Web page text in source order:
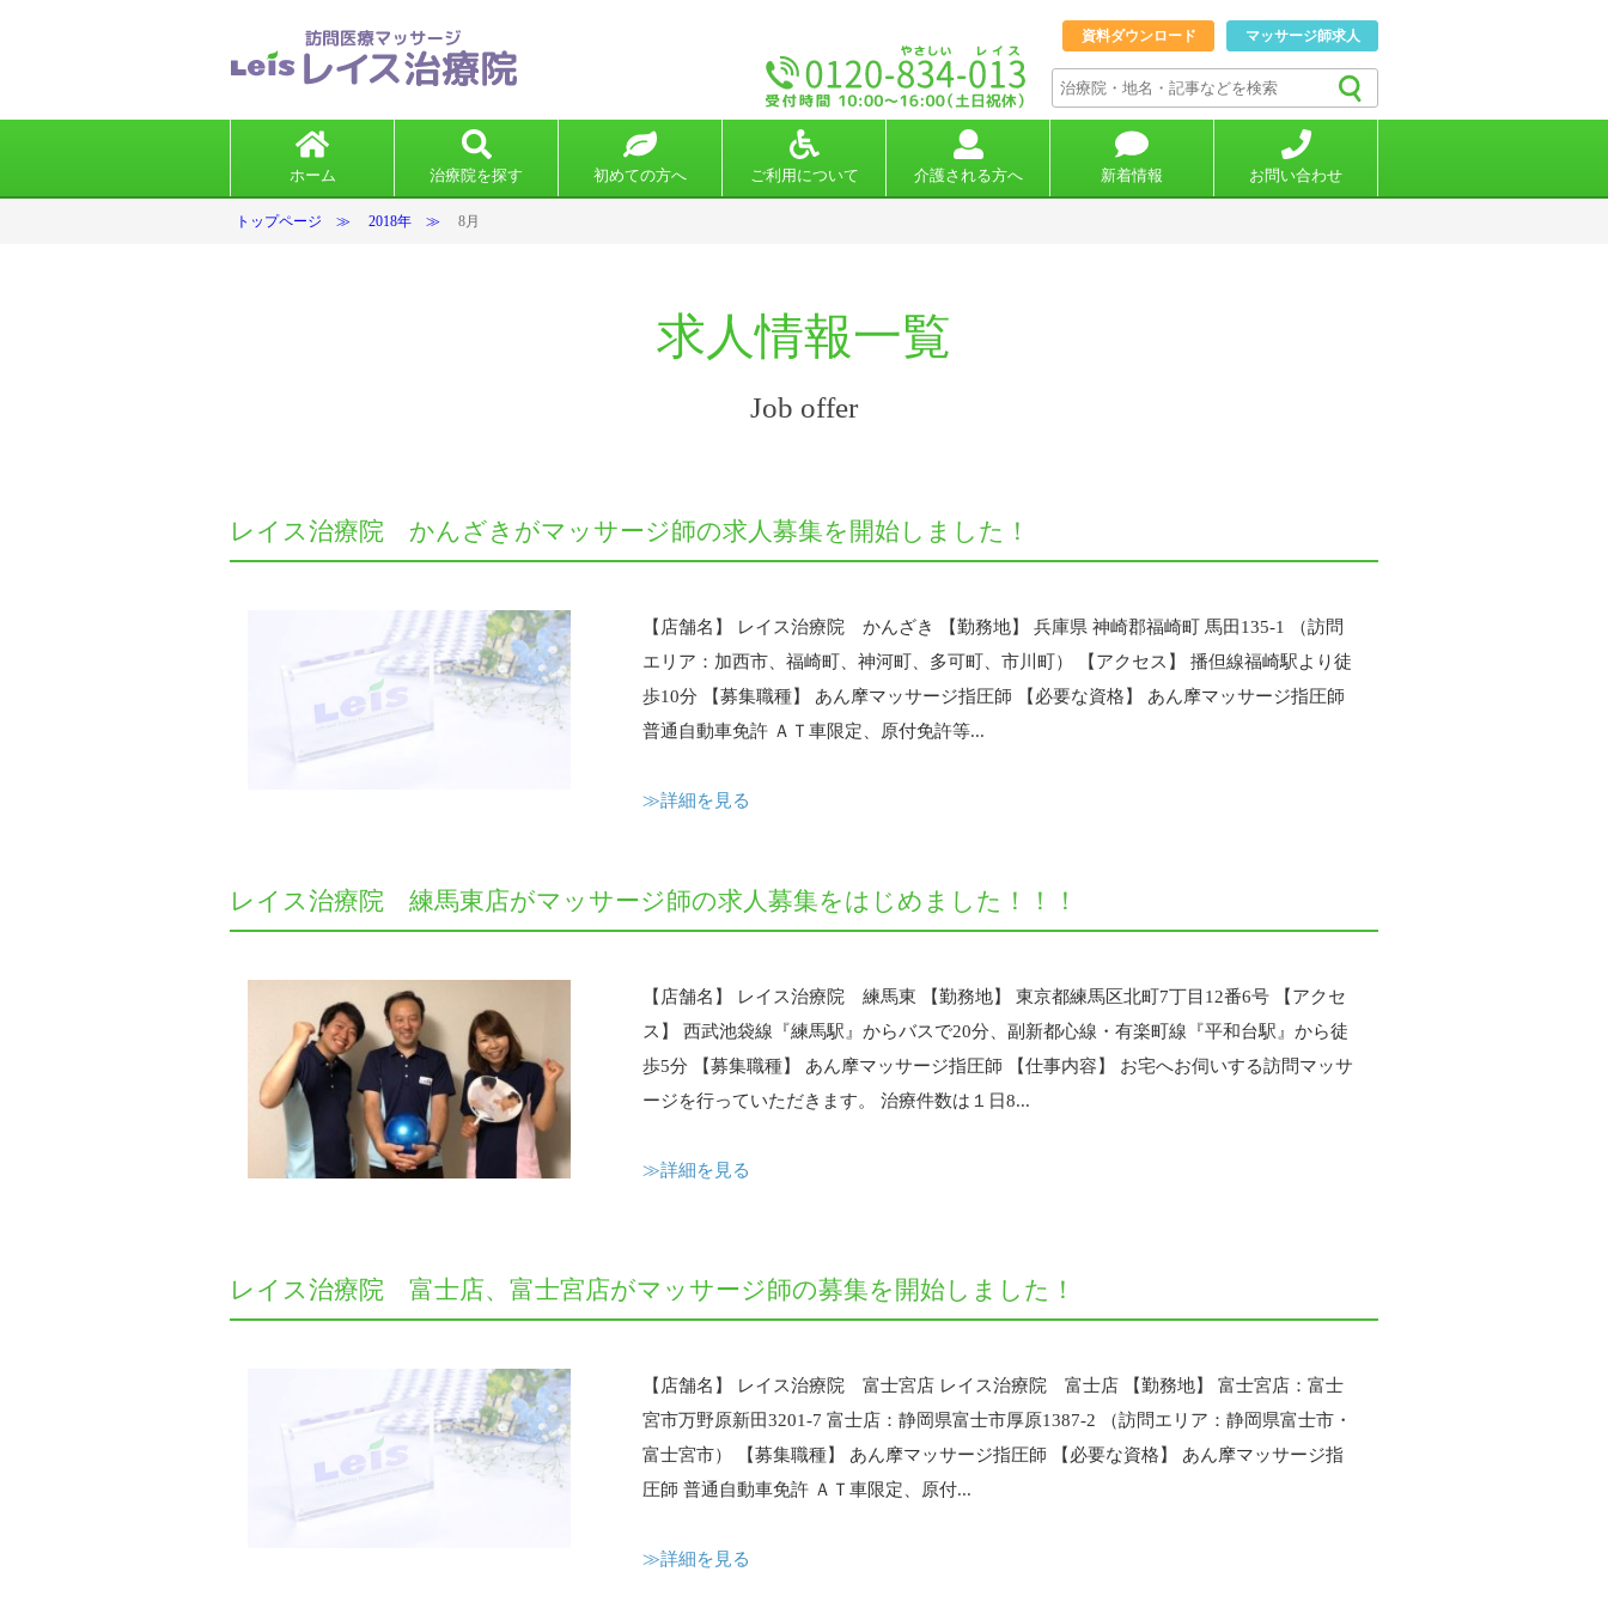
資料ダウンロード マッサージ師求人
ホーム 治療院を探す 初めての方へ ご利用について 介護される方へ 新着情報 お問い合わせ
トップページ 2018年 8月
求人情報一覧
Job offer
レイス治療院 かんざきがマッサージ師の求人募集を開始しました！
【店舗名】 レイス治療院 かんざき 【勤務地】 兵庫県 神崎郡福崎町 馬田135-1 （訪問
エリア：加西市、福崎町、神河町、多可町、市川町） 【アクセス】 播但線福崎駅より徒
歩10分 【募集職種】 あん摩マッサージ指圧師 【必要な資格】 あん摩マッサージ指圧師
普通自動車免許 ＡＴ車限定、原付免許等...
≫詳細を見る
レイス治療院 練馬東店がマッサージ師の求人募集をはじめました！！！
【店舗名】 レイス治療院 練馬東 【勤務地】 東京都練馬区北町7丁目12番6号 【アクセ
ス】 西武池袋線『練馬駅』からバスで20分、副新都心線・有楽町線『平和台駅』から徒
歩5分 【募集職種】 あん摩マッサージ指圧師 【仕事内容】 お宅へお伺いする訪問マッサ
ージを行っていただきます。 治療件数は１日8...
≫詳細を見る
レイス治療院 富士店、富士宮店がマッサージ師の募集を開始しました！
【店舗名】 レイス治療院 富士宮店 レイス治療院 富士店 【勤務地】 富士宮店：富士
宮市万野原新田3201-7 富士店：静岡県富士市厚原1387-2 （訪問エリア：静岡県富士市・
富士宮市） 【募集職種】 あん摩マッサージ指圧師 【必要な資格】 あん摩マッサージ指
圧師 普通自動車免許 ＡＴ車限定、原付...
≫詳細を見る